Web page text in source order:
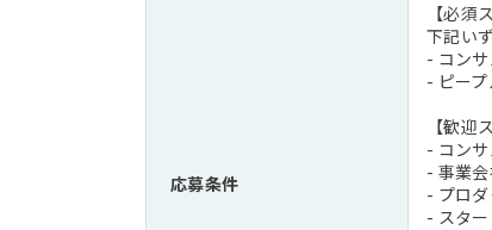
応募条件
【必須
下記い
- コン
- ピー
【歓迎
- コン
- 事業
- プロ
- スタ